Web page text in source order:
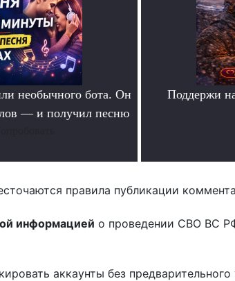
необычного бота. Он
— и получил песню
Поддержи
правила публикации
информацией о проведении СВО ВС
аккаунты без предварительного